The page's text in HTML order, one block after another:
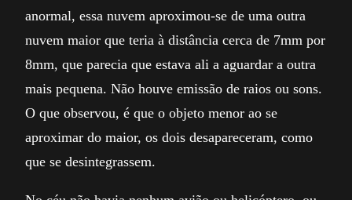
anormal, essa nuvem aproximou-se de uma outra
nuvem maior que teria à distância cerca de 7mm por
8mm, que parecia que estava ali a aguardar a outra
mais pequena. Não houve emissão de raios ou sons.
O que observou, é que o objeto menor ao se
aproximar do maior, os dois desapareceram, como
que se desintegrassem.